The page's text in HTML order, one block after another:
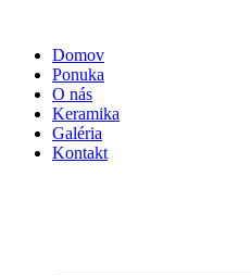
obsah
Domov
Ponuka
O nás
Keramika
Galéria
Kontakt